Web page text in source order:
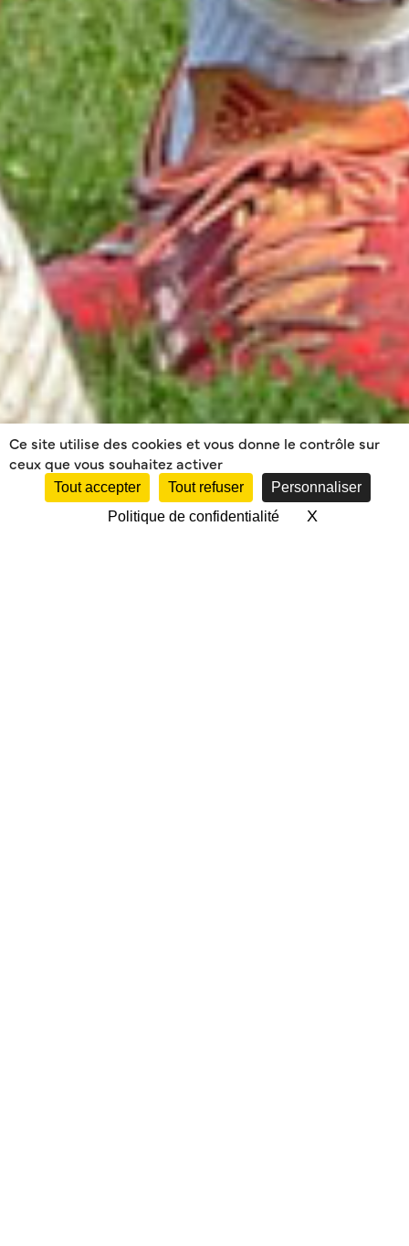
Ce site utilise des cookies et vous donne le contrôle sur
ceux que vous souhaitez activer
Tout accepter Tout refuser
Personnaliser
Politique de confidentialité
XMasquer le